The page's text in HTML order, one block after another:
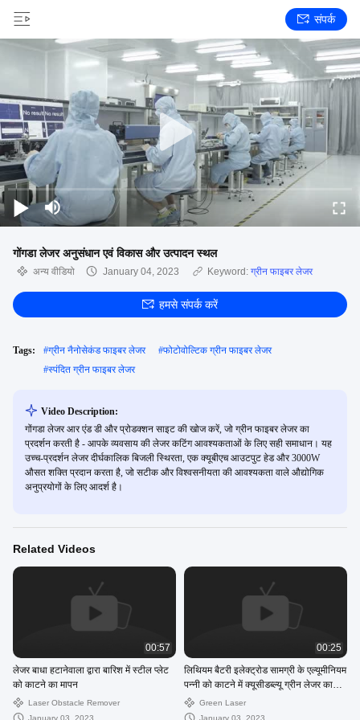
संपर्क
गोंगडा लेजर अनुसंधान एवं विकास और उत्पादन स्थल
अन्य वीडियो January 04, 2023 Keyword: ग्रीन फाइबर लेजर
हमसे संपर्क करें
Tags: #ग्रीन नैनोसेकंड फाइबर लेजर #फोटोवोल्टिक ग्रीन फाइबर लेजर
#स्पंदित ग्रीन फाइबर लेजर
Video Description:
गोंगडा लेजर आर एंड डी और प्रोडक्शन साइट की खोज करें, जो ग्रीन फाइबर लेजर का
प्रदर्शन करती है - आपके व्यवसाय की लेजर कटिंग आवश्यकताओं के लिए सही समाधान। यह
उच्च-प्रदर्शन लेजर दीर्घकालिक बिजली स्थिरता, एक क्यूबीएच आउटपुट हेड और 3000W
औसत शक्ति प्रदान करता है, जो सटीक और विश्वसनीयता की आवश्यकता वाले औद्योगिक
अनुप्रयोगों के लिए आदर्श है।
Related Videos
00:57
लेजर बाधा हटानेवाला द्वारा बारिश में स्टील प्लेट
को काटने का मापन
Laser Obstacle Remover
January 03, 2023
00:25
लिथियम बैटरी इलेक्ट्रोड सामग्री के एल्यूमीनियम
पन्नी को काटने में क्यूसीडब्ल्यू ग्रीन लेजर का
अनुप्रयोग
Green Laser
January 03, 2023